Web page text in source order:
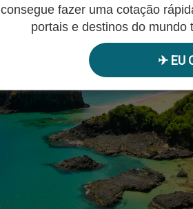
consegue fazer uma cotação
portais e destinos do mundo
✈︎ EU